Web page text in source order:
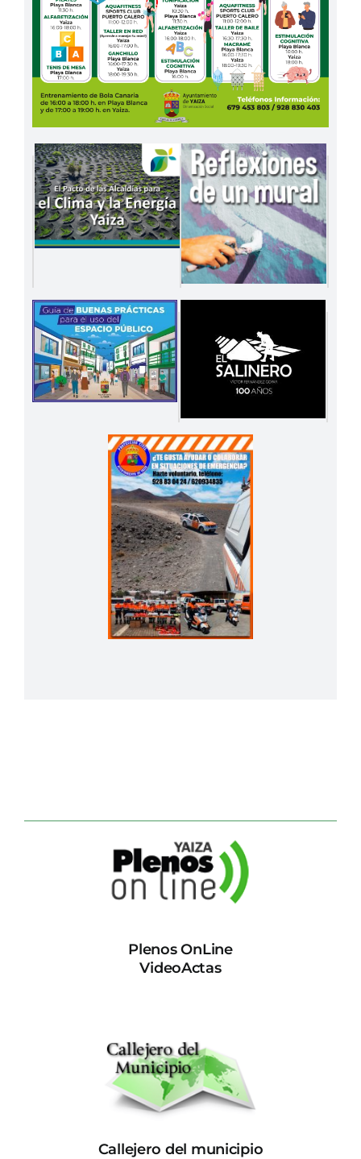
Plenos OnLine
VideoActas
Callejero del municipio